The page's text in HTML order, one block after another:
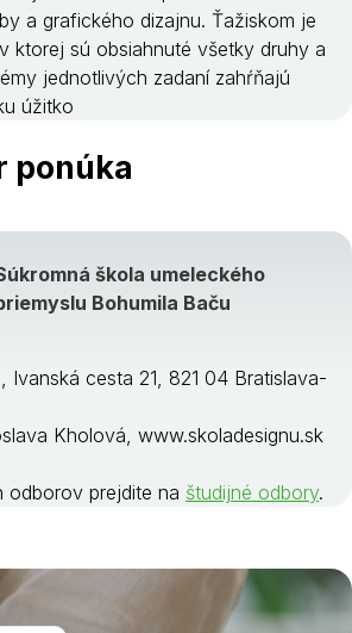
a grafického dizajnu. Ťažiskom je
ktorej sú obsiahnuté všetky druhy a
jednotlivých zadaní zahŕňajú
úžitko
ponúka
škola umeleckého
Bohumila Baču
Ivanská cesta 21, 821 04 Bratislava-
Kholová, www.skoladesignu.sk
odborov prejdite na študijné odbory.